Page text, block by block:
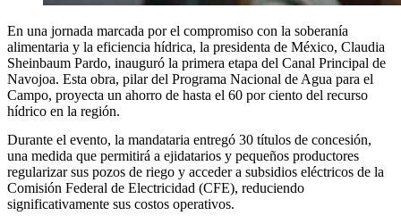
En una jornada marcada por el compromiso con la soberanía
alimentaria y la eficiencia hídrica, la presidenta de México, Claudia
Sheinbaum Pardo, inauguró la primera etapa del Canal Principal de
Navojoa. Esta obra, pilar del Programa Nacional de Agua para el
Campo, proyecta un ahorro de hasta el 60 por ciento del recurso
hídrico en la región.
Durante el evento, la mandataria entregó 30 títulos de concesión,
una medida que permitirá a ejidatarios y pequeños productores
regularizar sus pozos de riego y acceder a subsidios eléctricos de la
Comisión Federal de Electricidad (CFE), reduciendo
significativamente sus costos operativos.